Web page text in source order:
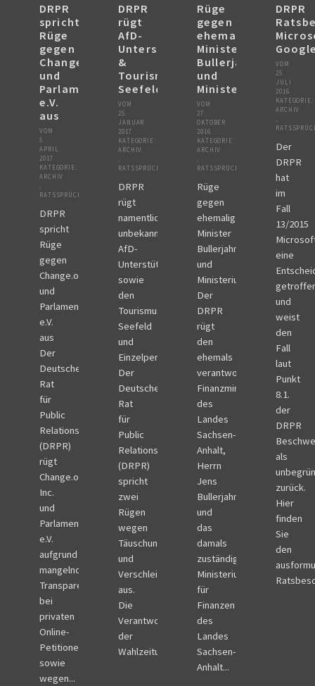
DRPR
spricht
Rüge
gegen
Change.org
und
Parlamentwatch
e.V.
aus
VOM
5.
APRIL
2017
KATEGORIE:
ARCHIV
,
RATSSPRÜCHE
DRPR
spricht
Rüge
gegen
Change.org
und
Parlamentwatch
e.V.
aus
Der
Deutsche
Rat
für
Public
Relations
(DRPR)
rügt
Change.org,
Inc.
und
Parlamentwatch
e.V.
aufgrund
mangelnder
Transparenz
bei
privaten
Online-
Petitionen
sowie
wegen...
DRPR
rügt
AfD-
Unterstützerkreise
&
Tourismusverband
Seefeld
VOM
25.
JANUAR
2017
KATEGORIE:
ARCHIV
,
RATSSPRÜCHE
DRPR
rügt
namentlich
unbekannte
AfD-
Unterstützerkreise
sowie
den
Tourismusverband
Seefeld
und
Einzelpersonen
Der
Deutsche
Rat
für
Public
Relations
(DRPR)
spricht
zwei
Rügen
wegen
Täuschung
und
Verschleierung
aus.
Die
Verantwortlichen
der
Wahlzeitung...
Rüge
gegen
ehemaligen
Minister
Bullerjahn
und
Ministerium
VOM
27.
OKTOBER
2016
KATEGORIE:
ARCHIV
,
RATSSPRÜCHE
Rüge
gegen
ehemaligen
Minister
Bullerjahn
und
Ministerium
Der
DRPR
rügt
den
ehemals
verantwortlichen
Finanzminister
des
Landes
Sachsen-
Anhalt,
Herrn
Jens
Bullerjahn
und
das
damals
zuständige
Ministerium
für
Finanzen
des
Landes
Sachsen-
Anhalt...
DRPR
VOM
25.
JULI
2016
KATEGORIE:
ARCHIV
,
Der
DRPR
hat
im
Fall
13/2015
eine
und
weist
den
Fall
laut
Punkt
8.1.
der
DRPR
als
zurück.
Hier
finden
Sie
den